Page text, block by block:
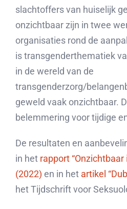
slachtoffers van huiselijk
onzichtbaar zijn in twee
organisaties rond de
is transgenderthematiek
in de wereld van de
transgenderzorg/
geweld vaak onzichtbaar.
belemmering voor tijdige
De resultaten en
in het rapport
(2022) en in het artikel
het Tijdschrift voor